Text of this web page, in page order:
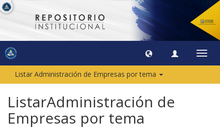
Listar Administración de Empresas por tema
ListarAdministración de
Empresas por tema